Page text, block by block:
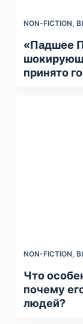
NON-FICTION,
«Падшее
принято
NON-FICTION,
Что
почему
людей?